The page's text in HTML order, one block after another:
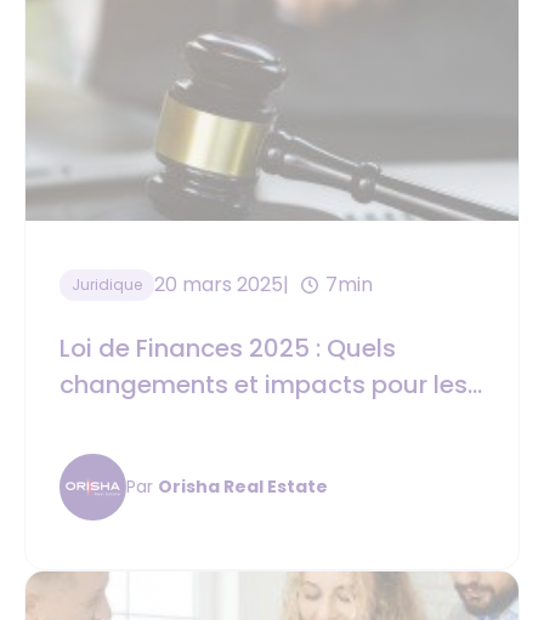
Juridique 20 mars 2025 7min
Loi de Finances 2025 : Quels
changements et impacts pour les
Par Orisha Real Estate